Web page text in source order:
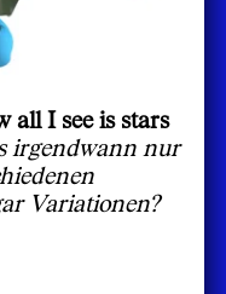
all I see is stars
irgendwann nur
Variationen?